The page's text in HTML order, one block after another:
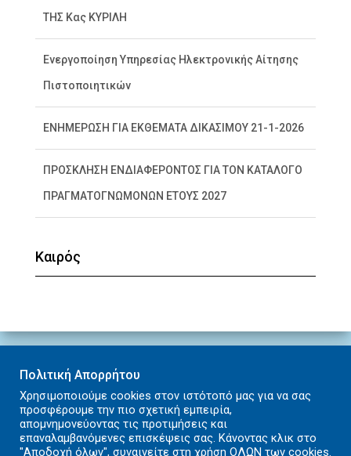
ΤΗΣ Κας ΚΥΡΙΛΗ
Ενεργοποίηση Υπηρεσίας Ηλεκτρονικής Αίτησης
Πιστοποιητικών
ΕΝΗΜΕΡΩΣΗ ΓΙΑ ΕΚΘΕΜΑΤΑ ΔΙΚΑΣΙΜΟΥ 21-1-2026
ΠΡΟΣΚΛΗΣΗ ΕΝΔΙΑΦΕΡΟΝΤΟΣ ΓΙΑ ΤΟΝ ΚΑΤΑΛΟΓΟ
ΠΡΑΓΜΑΤΟΓΝΩΜΟΝΩΝ ΕΤΟΥΣ 2027
εκδίκαση της υπόθεσης με ΑΒΜ: Φ23/130 ΚΑΙ
Καιρός
ΑΡΧΙΚΉ ΠΡΩΤΟΔΙΚΕΊΟ ΨΗΦΙΑΚΈΣ ΥΠΗΡΕΣΊΕΣ
ΧΡΉΣΙΜΑ ΈΝΤΥΠΑ ΧΡΉΣΙΜΟΙ ΣΎΝΔΕΣΜΟΙ ΕΠΙΚΟΙΝΩΝΊΑ
Πολιτική Απορρήτου
Χρησιμοποιούμε cookies στον ιστότοπό μας για να σας
προσφέρουμε την πιο σχετική εμπειρία,
απομνημονεύοντας τις προτιμήσεις και
επαναλαμβανόμενες επισκέψεις σας. Κάνοντας κλικ στο
"Αποδοχή όλων", συναινείτε στη χρήση ΟΛΩΝ των cookies.